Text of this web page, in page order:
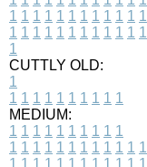
1 1 1 1 1 1 1 1 1 1 1 1
1 1 1 1 1 1 1 1 1 1 1 1
1
CUTTLY OLD:
1
1 1 1 1 1 1 1 1 1 1
MEDIUM:
1 1 1 1 1 1 1 1 1 1
1 1 1 1 1 1 1 1 1 1 1 1
1 1 1 1 1 1 1 1 1 1 1 1